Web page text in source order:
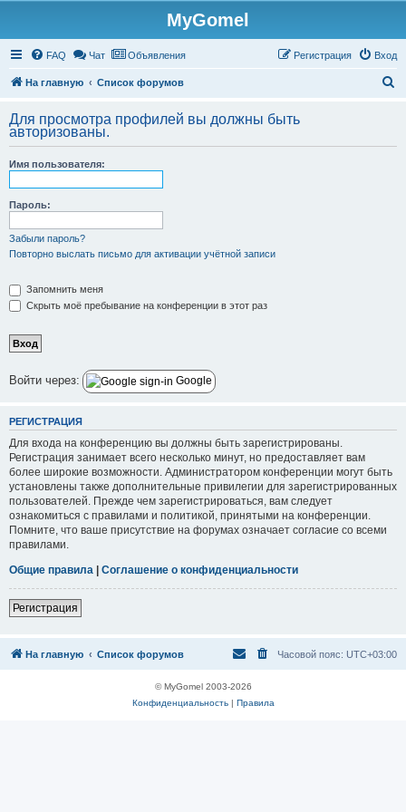
MyGomel
FAQ Чат Объявления Вход
Регистрация
На главную Список форумов
с
Для просмотра профилей вы должны быть
авторизованы.
Имя пользователя:
Пароль:
Забыли пароль?
Повторно выслать письмо для активации учётной записи
Запомнить меня
Скрыть моё пребывание на конференции в этот раз
Войти через: Google
РЕГИСТРАЦИЯ
Для входа на конференцию вы должны быть зарегистрированы.
Регистрация занимает всего несколько минут, но предоставляет вам
более широкие возможности. Администратором конференции могут быть
установлены также дополнительные привилегии для зарегистрированных
пользователей. Прежде чем зарегистрироваться, вам следует
ознакомиться с правилами и политикой, принятыми на конференции.
Помните, что ваше присутствие на форумах означает согласие со всеми
правилами.
Общие правила | Соглашение о конфиденциальности
Регистрация
На главную Список форумов Часовой пояс: UTC+03:00
© MyGomel 2003-2026
Конфиденциальность| Правила